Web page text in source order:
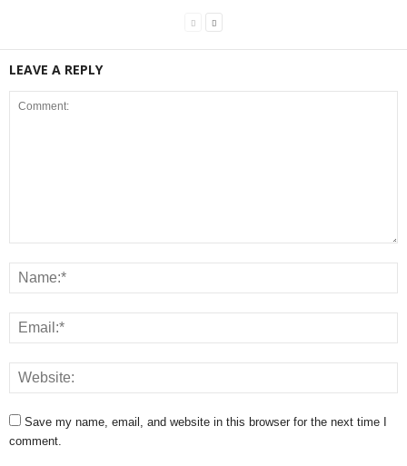
LEAVE A REPLY
Save my name, email, and website in this browser for the next time I
comment.